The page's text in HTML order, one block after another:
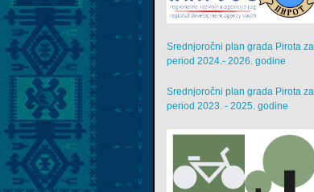
Srednjoročni plan grada Pirota za
period 2024.- 2026. godine
Srednjoročni plan grada Pirota za
period 2023. - 2025. godine